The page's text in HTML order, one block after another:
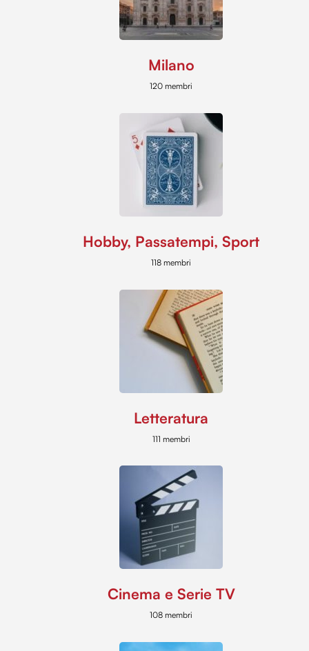
Milano
120 membri
Hobby, Passatempi, Sport
118 membri
Letteratura
111 membri
Cinema e Serie TV
108 membri